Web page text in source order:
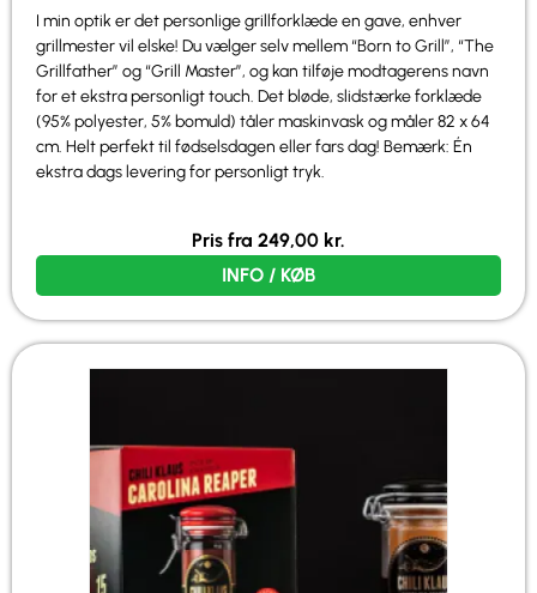
I min optik er det personlige grillforklæde en gave, enhver
grillmester vil elske! Du vælger selv mellem “Born to Grill”, “The
Grillfather” og “Grill Master”, og kan tilføje modtagerens navn
for et ekstra personligt touch. Det bløde, slidstærke forklæde
(95% polyester, 5% bomuld) tåler maskinvask og måler 82 x 64
cm. Helt perfekt til fødselsdagen eller fars dag! Bemærk: Én
ekstra dags levering for personligt tryk.
Pris fra 249,00 kr.
INFO / KØB